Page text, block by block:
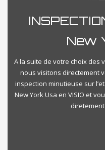
New
A la suite de votre choix des
nous visitons directement
inspection minutieuse sur
New York Usa en VISIO et
diretement